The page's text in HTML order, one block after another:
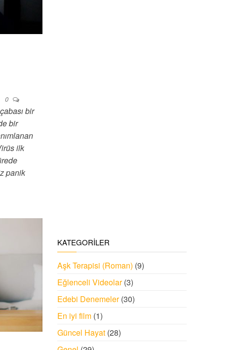
0
bir
bir
ilk
panik
KATEGORILER
Aşk Terapisi (Roman) (9)
Eğlenceli Videolar(3)
Edebi Denemeler(30)
En iyi film(1)
Güncel Hayat(28)